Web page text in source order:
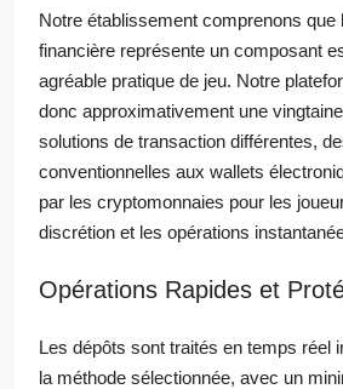
Notre établissement comprenons que
financière représente un composant
agréable pratique de jeu. Notre
donc approximativement une
solutions de transaction différentes,
conventionnelles aux wallets
par les cryptomonnaies pour les
discrétion et les opérations
Opérations Rapides et
Les dépôts sont traités en temps réel
la méthode sélectionnée, avec un